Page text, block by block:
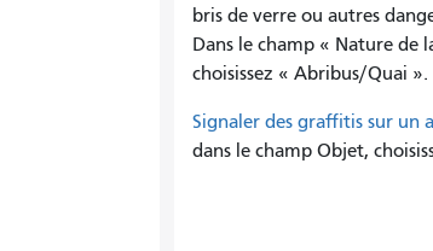
bris de verre ou autres
Dans le champ « Nature de
choisissez « Abribus/Quai ».
Signaler des graffitis sur un
dans le champ Objet,